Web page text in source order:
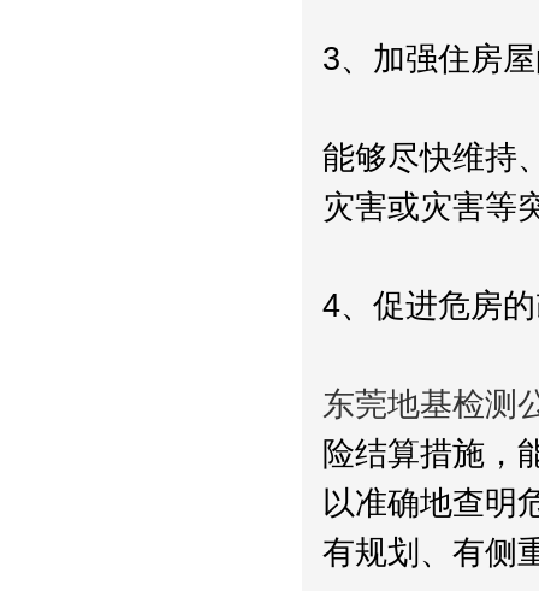
3、加强住房
能够尽快维持
灾害或灾害等
4、促进危房
东莞地基检测
险结算措施，
以准确地查明
有规划、有侧